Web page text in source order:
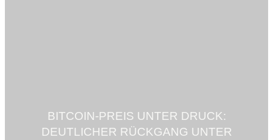
BITCOIN-PREIS UNTER DRUCK:
DEUTLICHER RÜCKGANG UNTER